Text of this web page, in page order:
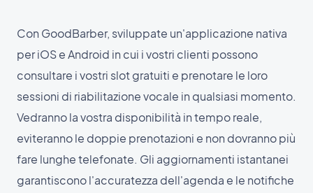
Con GoodBarber, sviluppate un'applicazione nativa
per iOS e Android in cui i vostri clienti possono
consultare i vostri slot gratuiti e prenotare le loro
sessioni di riabilitazione vocale in qualsiasi momento.
Vedranno la vostra disponibilità in tempo reale,
eviteranno le doppie prenotazioni e non dovranno più
fare lunghe telefonate. Gli aggiornamenti istantanei
garantiscono l'accuratezza dell'agenda e le notifiche